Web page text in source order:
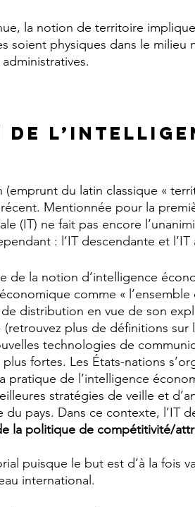
la notion de territoire
soient physiques dans le milieu
de
du latin classique «
Mentionnée pour la
(IT) ne fait pas encore
: l’IT descendante et l’IT
de la notion d’intelligence
comme « l’ensemble
distribution en vue de son
(retrouvez plus de définitions sur
technologies de
fortes. Les États-nations
pratique de l’intelligence
stratégies de veille et
pays. Dans ce contexte, l’IT
la politique de compétitivité/
puisque le but est d’à la fois
international.